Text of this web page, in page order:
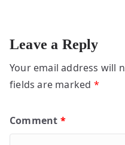
Leave a Reply
Your email address will
fields are marked *
Comment *